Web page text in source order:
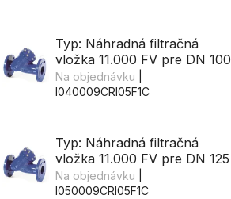
Typ: Náhradná filtračná
vložka 11.000 FV pre DN 100
Na objednávku
I040009CRI05F1C
Typ: Náhradná filtračná
vložka 11.000 FV pre DN 125
Na objednávku
I050009CRI05F1C